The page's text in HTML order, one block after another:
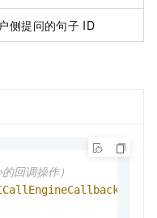
侧提问的句子 ID
回调操作）